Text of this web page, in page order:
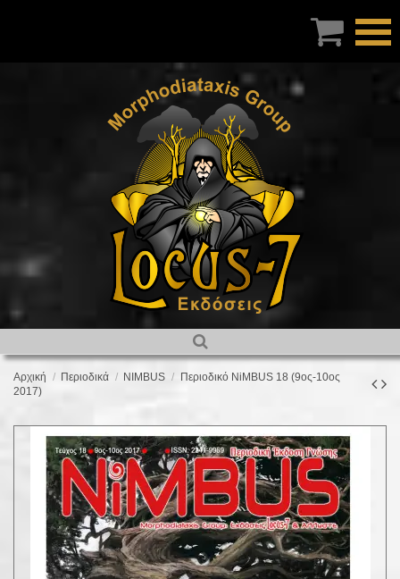
Αρχική Περιοδικά NIMBUS
Περιοδικό NiMBUS 18 (9ος-10ος
2017)
